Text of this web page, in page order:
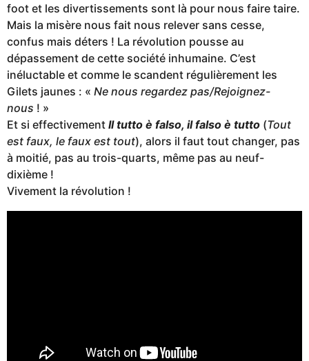
foot et les divertissements sont là pour nous faire taire.
Mais la misère nous fait nous relever sans cesse,
confus mais déters ! La révolution pousse au
dépassement de cette société inhumaine. C’est
inéluctable et comme le scandent régulièrement les
Gilets jaunes : « Ne nous regardez pas/Rejoignez-
nous ! »
Et si effectivement Il tutto è falso, il falso è tutto (Tout
est faux, le faux est tout), alors il faut tout changer, pas
à moitié, pas au trois-quarts, même pas au neuf-
dixième !
Vivement la révolution !